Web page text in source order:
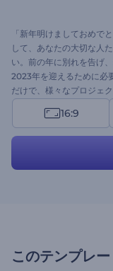
「新年明けましておめで
して、あなたの大切な人
い。前の年に別れを告げ
2023年を迎えるために必
だけで、様々なプロジェ
ーションが完成します。
グ動画、新年のコマーシ
16:9
このテンプレ